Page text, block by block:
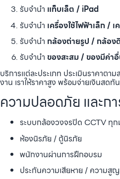
รับจำนำ แท็บเล็ต / iPad
รับจำนำ เครื่องใช้ไฟฟ้าเล็ก /
รับจำนำ กล้องถ่ายรูป / กล้อ
รับจำนำ ของสะสม / ของมีค่า
บริการแต่ละประเภท ประเมินราคาตา
งาน เราให้ราคาสูง พร้อมจ่ายเงินสดทั
ความปลอดภัย และก
ระบบกล้องวงจรปิด CCTV ทุ
ห้องนิรภัย / ตู้นิรภัย
พนักงานผ่านการฝึกอบรม
ประกันความเสียหาย / ความสู